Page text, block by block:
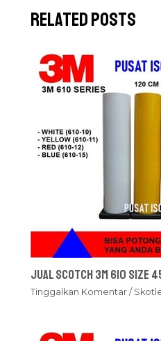
Related Posts
Jual Scotch 3M 610 Size
Tinggalkan Komentar /